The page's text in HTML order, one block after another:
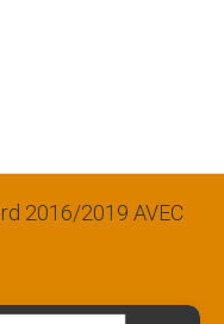
2016/2019 AVEC